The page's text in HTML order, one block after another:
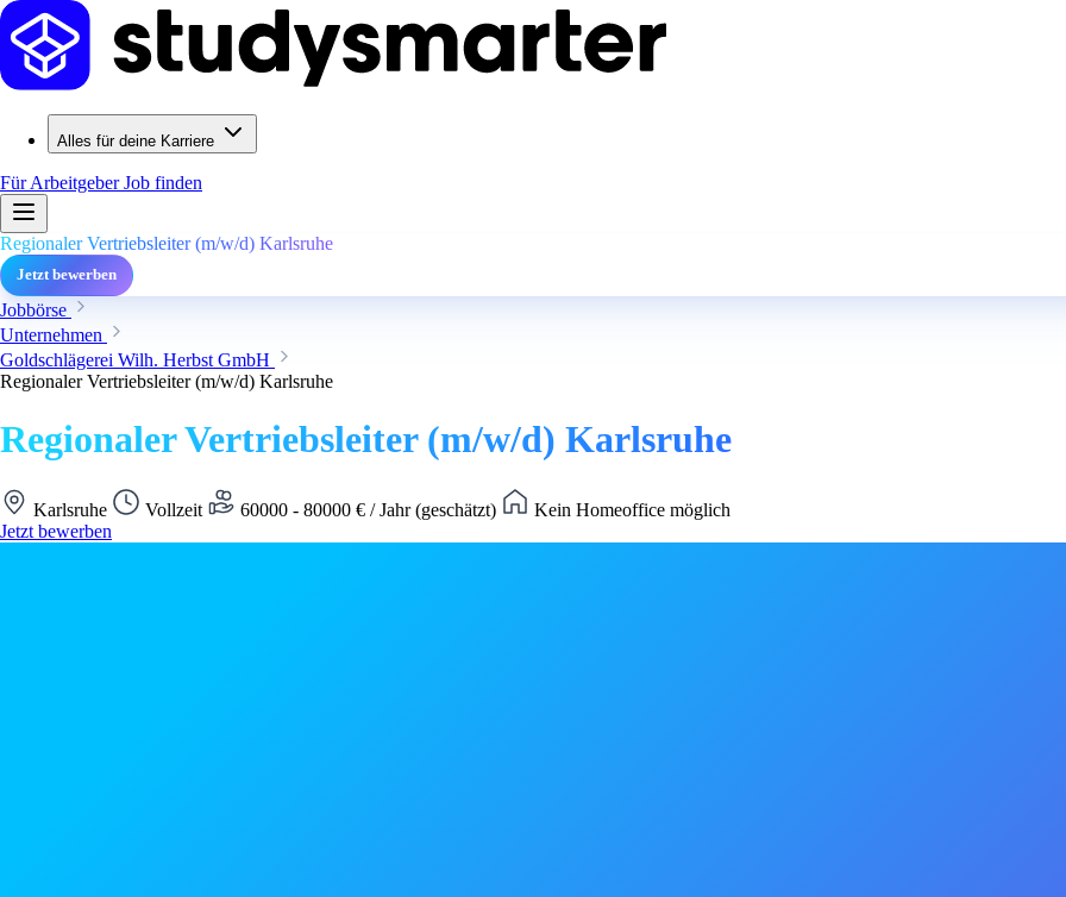
Alles für deine Karriere
Für ArbeitgeberJob finden
Regionaler Vertriebsleiter (m/w/d) Karlsruhe
Jetzt bewerben
Jobbörse
Unternehmen
Goldschlägerei Wilh. Herbst GmbH
Regionaler Vertriebsleiter (m/w/d) Karlsruhe
Regionaler Vertriebsleiter (m/w/d) Karlsruhe
Karlsruhe Vollzeit 60000 - 80000 € / Jahr (geschätzt)
Kein Homeoffice möglich
Jetzt bewerben